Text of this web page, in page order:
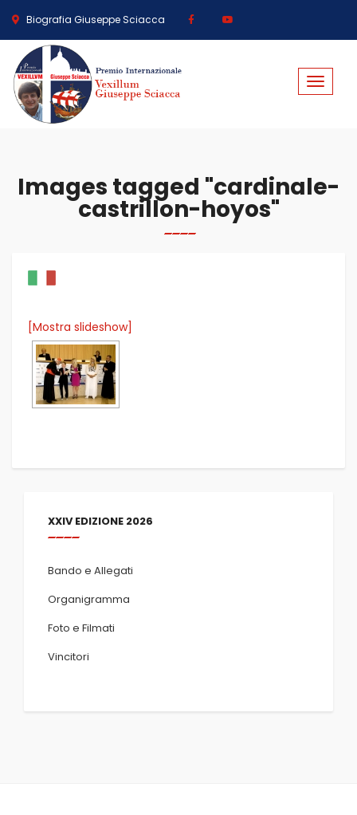
Biografia Giuseppe Sciacca
Toggle
Images tagged "cardinale-
castrillon-hoyos"
[Mostra slideshow]
XXIV EDIZIONE 2026
Bando e Allegati
Organigramma
Foto e Filmati
Vincitori